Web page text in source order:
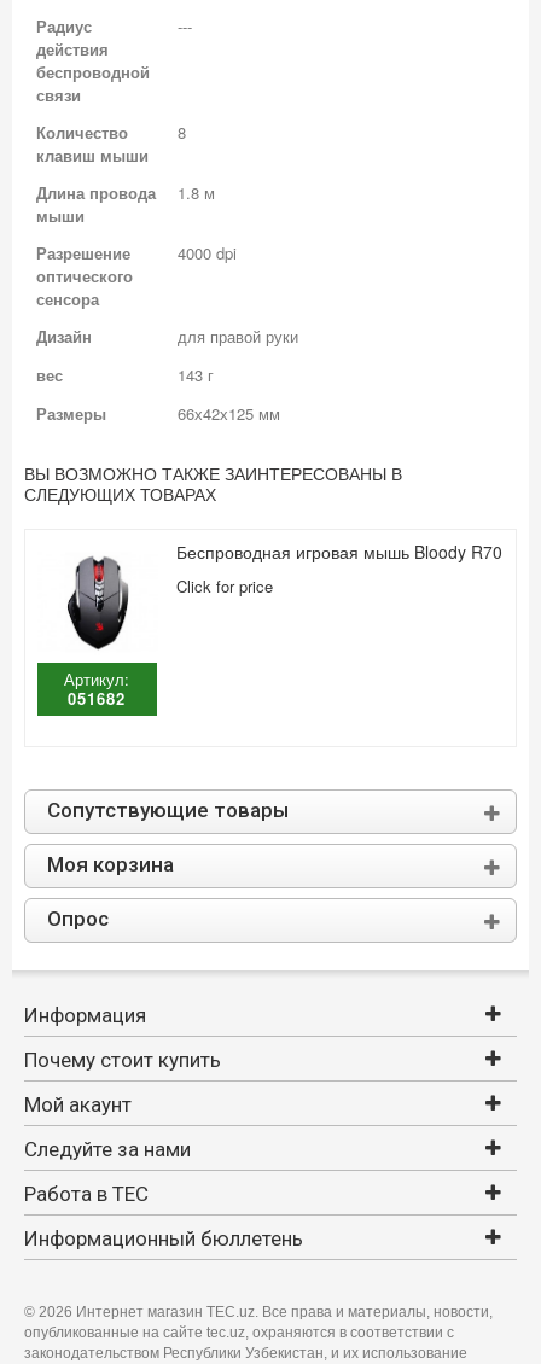
Радиус
действия
беспроводной
связи
---
Количество
клавиш мыши
8
Длина провода
мыши
1.8 м
Разрешение
оптического
сенсора
4000 dpi
Дизайн
для правой руки
вес
143 г
Размеры
66х42х125 мм
ВЫ ВОЗМОЖНО ТАКЖЕ ЗАИНТЕРЕСОВАНЫ В
СЛЕДУЮЩИХ ТОВАРАХ
Артикул:
051682
Беспроводная игровая мышь Bloody R70
Click for price
Сопутствующие товары
Моя корзина
Опрос
Информация
Почему стоит купить
Мой акаунт
Следуйте за нами
Работа в TEC
Информационный бюллетень
© 2026 Интернет магазин TEC.uz. Все права и материалы, новости,
опубликованные на сайте tec.uz, охраняются в соответствии с
законодательством Республики Узбекистан, и их использование